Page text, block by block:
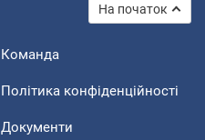
На початок
Команда
Політика конфіденційності
Документи